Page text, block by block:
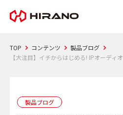
TOP コンテンツ
製品ブログ
【大注目】イチからはじめる! IPオーディオ
製品ブログ